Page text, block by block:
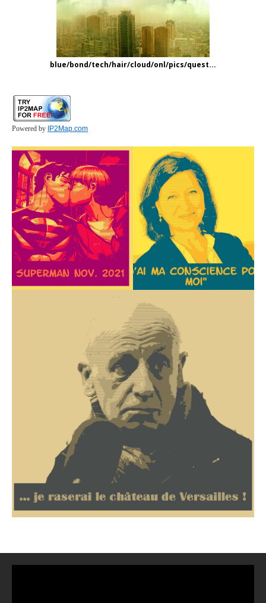
blue/bond/tech/hair/cloud/onl/pics/quest...
Powered by IP2Map.com